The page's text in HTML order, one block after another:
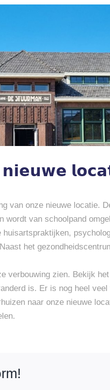
van onze nieuwe locatie.
wordt van schoolpand
het
verbouwing zien. Bekijk
is. Er is nog heel
naar onze nieuwe